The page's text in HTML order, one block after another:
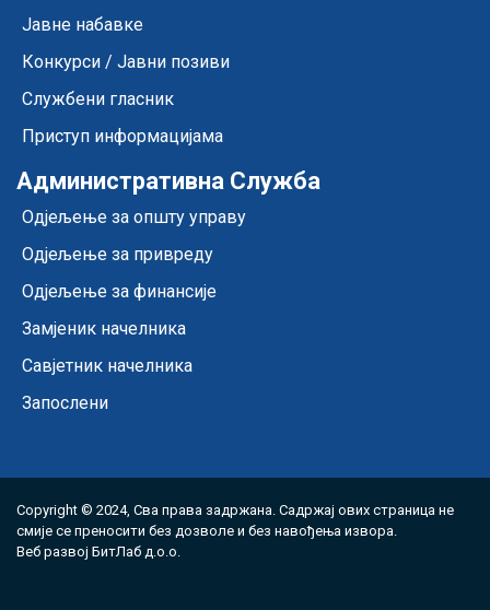
Јавне набавке
Конкурси / Јавни позиви
Службени гласник
Приступ информацијама
Административна Служба
Одјељење за општу управу
Одјељење за привреду
Одјељење за финансије
Замјеник начелника
Савјетник начелника
Запослени
Copyright © 2024, Сва права задржана. Садржај ових страница не
смије се преносити без дозволе и без навођења извора.
Веб развој БитЛаб д.о.о.